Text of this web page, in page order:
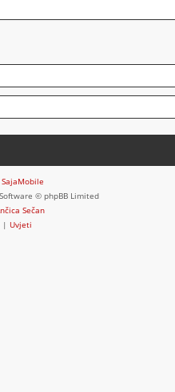
SajaMobile
© phpBB Limited
Sečan
| Uvjeti